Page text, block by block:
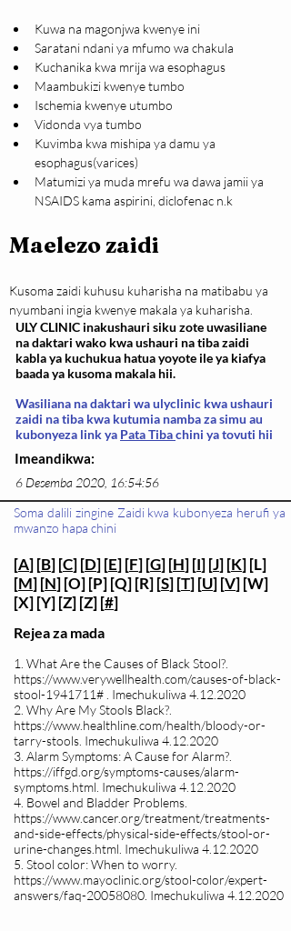
Kuwa na magonjwa kwenye ini
Saratani ndani ya mfumo wa chakula
Kuchanika kwa mrija wa esophagus
Maambukizi kwenye tumbo
Ischemia kwenye utumbo
Vidonda vya tumbo
Kuvimba kwa mishipa ya damu ya
esophagus(varices)
Matumizi ya muda mrefu wa dawa jamii ya
NSAIDS kama aspirini, diclofenac n.k
Maelezo zaidi
Kusoma zaidi kuhusu kuharisha na matibabu ya
nyumbani ingia kwenye makala ya kuharisha.
ULY CLINIC inakushauri siku zote uwasiliane
na daktari wako kwa ushauri na tiba zaidi
kabla ya kuchukua hatua yoyote ile ya kiafya
baada ya kusoma makala hii.
Wasiliana na daktari wa ulyclinic kwa ushauri
zaidi na tiba kwa kutumia namba za simu au
kubonyeza link ya Pata Tibachini ya tovuti hii
Imeandikwa:
6 Desemba 2020, 16:54:56
Soma dalili zingine Zaidi kwa kubonyeza herufi ya
mwanzo hapa chini
[A] [B] [C] [D] [E] [F] [G] [H] [I] [J] [K] [L]
[M] [N] [O] [P] [Q] [R] [S] [T] [U] [V] [W]
[X] [Y] [Z] [Z] [#]
Rejea za mada
1. What Are the Causes of Black Stool?.
https://www.verywellhealth.com/causes-of-black-
stool-1941711# . Imechukuliwa 4.12.2020
2. Why Are My Stools Black?.
https://www.healthline.com/health/bloody-or-
tarry-stools. Imechukuliwa 4.12.2020
3. Alarm Symptoms: A Cause for Alarm?.
https://iffgd.org/symptoms-causes/alarm-
symptoms.html. Imechukuliwa 4.12.2020
4. Bowel and Bladder Problems.
https://www.cancer.org/treatment/treatments-
and-side-effects/physical-side-effects/stool-or-
urine-changes.html. Imechukuliwa 4.12.2020
5. Stool color: When to worry.
https://www.mayoclinic.org/stool-color/expert-
answers/faq-20058080. Imechukuliwa 4.12.2020